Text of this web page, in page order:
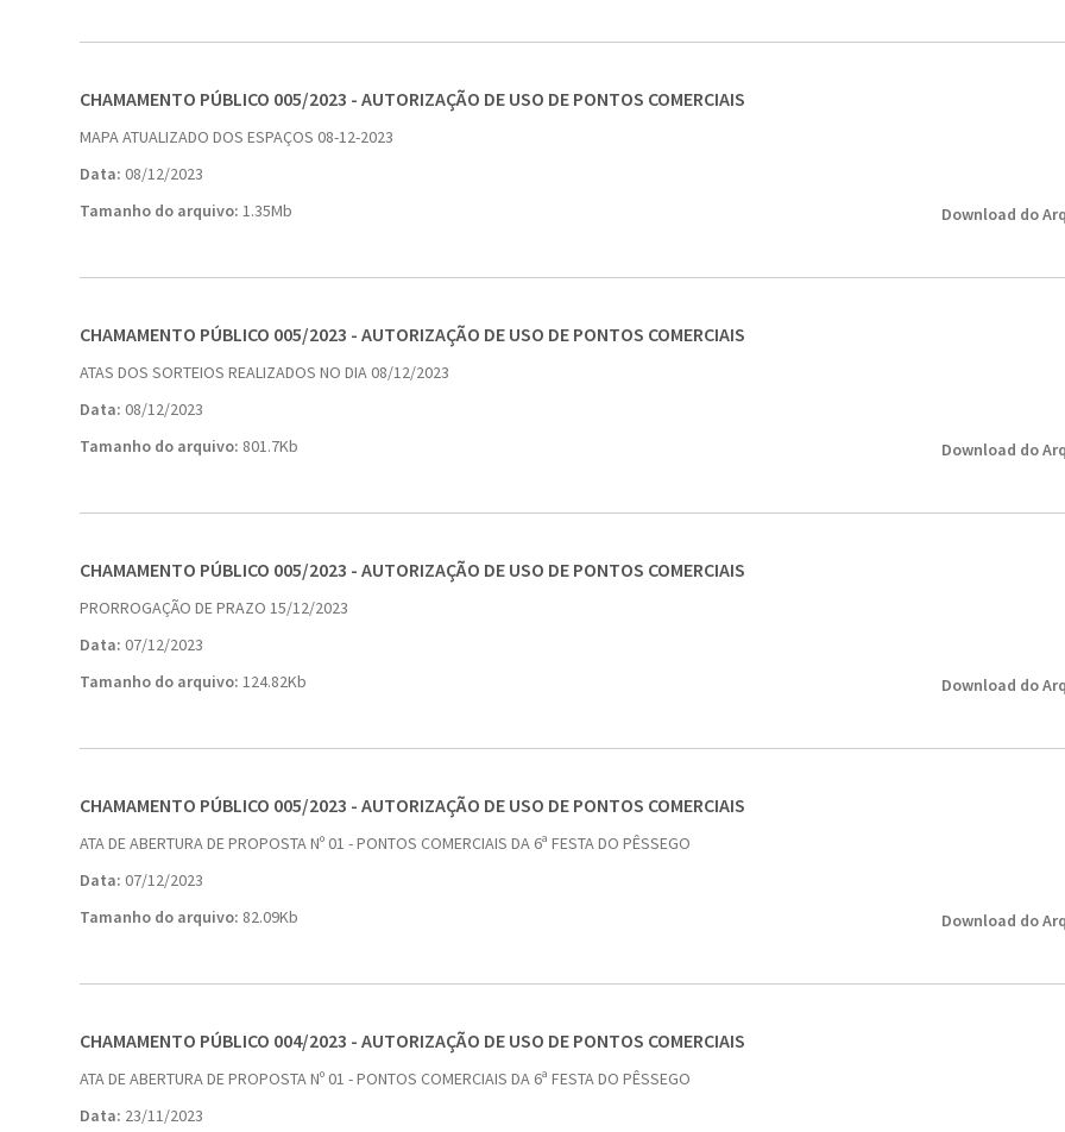
CHAMAMENTO PÚBLICO 005/2023 - AUTORIZAÇÃO DE USO DE PONTOS COMERCIAIS
MAPA ATUALIZADO DOS ESPAÇOS 08-12-2023
Data: 08/12/2023
Tamanho do arquivo: 1.35Mb Download do
CHAMAMENTO PÚBLICO 005/2023 - AUTORIZAÇÃO DE USO DE PONTOS COMERCIAIS
ATAS DOS SORTEIOS REALIZADOS NO DIA 08/12/2023
Data: 08/12/2023
Tamanho do arquivo: 801.7Kb Download do
CHAMAMENTO PÚBLICO 005/2023 - AUTORIZAÇÃO DE USO DE PONTOS COMERCIAIS
PRORROGAÇÃO DE PRAZO 15/12/2023
Data: 07/12/2023
Tamanho do arquivo: 124.82Kb Download do
CHAMAMENTO PÚBLICO 005/2023 - AUTORIZAÇÃO DE USO DE PONTOS COMERCIAIS
ATA DE ABERTURA DE PROPOSTA Nº 01 - PONTOS COMERCIAIS DA 6ª FESTA DO PÊSSEGO
Data: 07/12/2023
Tamanho do arquivo: 82.09Kb Download do
CHAMAMENTO PÚBLICO 004/2023 - AUTORIZAÇÃO DE USO DE PONTOS COMERCIAIS
ATA DE ABERTURA DE PROPOSTA Nº 01 - PONTOS COMERCIAIS DA 6ª FESTA DO PÊSSEGO
Data: 23/11/2023